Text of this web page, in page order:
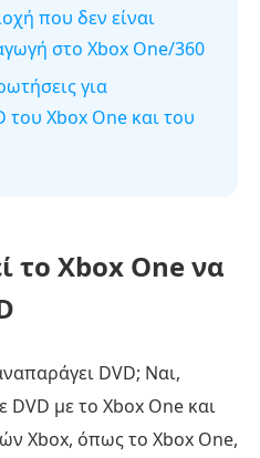
που δεν είναι
στο Xbox One/360
για
Xbox One και του
το Xbox One να
DVD; Ναι,
DVD με το Xbox One και
Xbox, όπως το Xbox One,